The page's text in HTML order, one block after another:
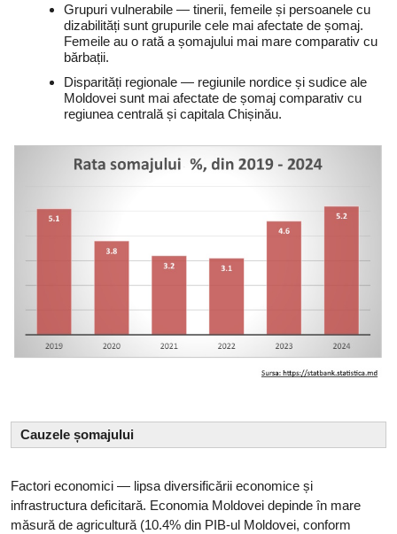
Grupuri vulnerabile — tinerii, femeile și persoanele cu
dizabilități sunt grupurile cele mai afectate de șomaj.
Femeile au o rată a șomajului mai mare comparativ cu
bărbații.
Disparități regionale — regiunile nordice și sudice ale
Moldovei sunt mai afectate de șomaj comparativ cu
regiunea centrală și capitala Chișinău.
Cauzele șomajului
Factori economici — lipsa diversificării economice și
infrastructura deficitară. Economia Moldovei depinde în mare
măsură de agricultură (10.4% din PIB-ul Moldovei, conform